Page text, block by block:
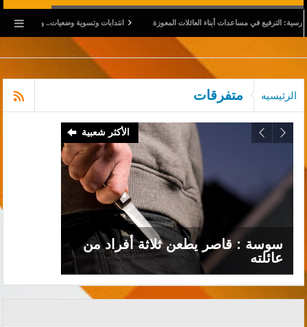
في مساعدات أبناء العائلات المعوزة انتدابات وتسوية وضعيات.. وترفيع في أجور المدرسين
الرئيسيه متفرقات
الأكثر شعبية
ﺳﻮﺳﺔ : ﻗﺎﺻﺮ ﻳﻄﻌﻦ ﺛﻼﺛﺔ ﺃﻓﺮﺍﺩ ﻣﻦ
ﻋﺎﺋﻠﺘﻪ